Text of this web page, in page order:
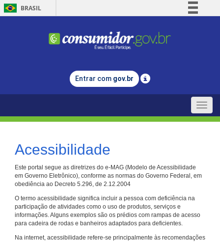
BRASIL
Comunica BR
Legislação
Entrar com gov.br
Toggle
Acessibilidade
Este portal segue as diretrizes do e-MAG (Modelo de Acessibilidade
em Governo Eletrônico), conforme as normas do Governo Federal, em
obediência ao Decreto 5.296, de 2.12.2004
O termo acessibilidade significa incluir a pessoa com deficiência na
participação de atividades como o uso de produtos, serviços e
informações. Alguns exemplos são os prédios com rampas de acesso
para cadeira de rodas e banheiros adaptados para deficientes.
Na internet, acessibilidade refere-se principalmente às recomendações